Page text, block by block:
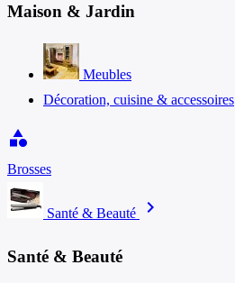
Maison & Jardin
Meubles
Décoration, cuisine & accessoires
category
Brosses
Santé & Beauté chevron_right
Santé & Beauté